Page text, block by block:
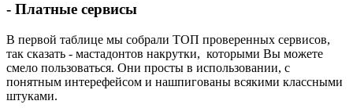
- Платные сервисы
В первой таблице мы собрали ТОП проверенных сервисов,
так сказать - мастадонтов накрутки, которыми Вы можете
смело пользоваться. Они просты в использовании, с
понятным интерефейсом и нашпигованы всякими классными
штуками.